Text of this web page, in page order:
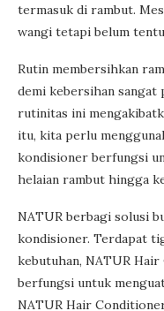
termasuk di rambut.
wangi tetapi belum
Rutin membersihkan
demi kebersihan sangat
rutinitas ini
itu, kita perlu
kondisioner berfungsi
helaian rambut hingga
NATUR berbagi solusi
kondisioner. Terdapat
kebutuhan, NATUR
berfungsi untuk
NATUR Hair